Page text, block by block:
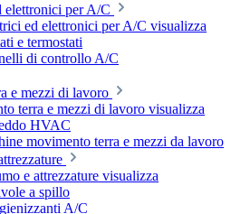
elettronici per A/C
ed elettronici per A/C visualizza
e termostati
di controllo A/C
e mezzi di lavoro
terra e mezzi di lavoro visualizza
HVAC
movimento terra e mezzi da lavoro
e attrezzature visualizza
a spillo
A/C